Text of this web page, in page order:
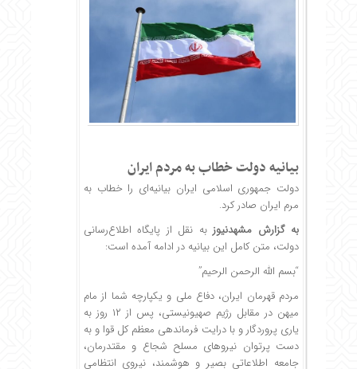
بیانیه دولت خطاب به مردم ایران
دولت جمهوری اسلامی ایران بیانیه‌ای را خطاب به
مرم ایران صادر کرد.
به گزارش مشهدنیوز به نقل از پایگاه اطلاع‌رسانی
دولت، متن کامل این بیانیه در ادامه آمده است:
“بسم الله الرحمن الرحیم”
مردم قهرمان ایران، دفاع ملی و یکپارچه شما از مام
میهن در مقابل رژیم صهیونیستی، پس از ۱۲ روز به
یاری پروردگار و با درایت فرماندهی معظم کل قوا و به
دست پرتوان نیروهای مسلح شجاع و مقتدرمان،
جامعه اطلاعاتی بصیر و هوشمند، نیروی انتظامی